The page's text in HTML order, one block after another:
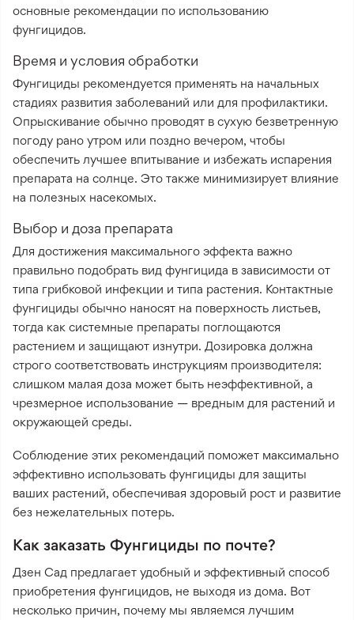
основные рекомендации по использованию
фунгицидов.
Время и условия обработки
Фунгициды рекомендуется применять на начальных
стадиях развития заболеваний или для профилактики.
Опрыскивание обычно проводят в сухую безветренную
погоду рано утром или поздно вечером, чтобы
обеспечить лучшее впитывание и избежать испарения
препарата на солнце. Это также минимизирует влияние
на полезных насекомых.
Выбор и доза препарата
Для достижения максимального эффекта важно
правильно подобрать вид фунгицида в зависимости от
типа грибковой инфекции и типа растения. Контактные
фунгициды обычно наносят на поверхность листьев,
тогда как системные препараты поглощаются
растением и защищают изнутри. Дозировка должна
строго соответствовать инструкциям производителя:
слишком малая доза может быть неэффективной, а
чрезмерное использование — вредным для растений и
окружающей среды.
Соблюдение этих рекомендаций поможет максимально
эффективно использовать фунгициды для защиты
ваших растений, обеспечивая здоровый рост и развитие
без нежелательных потерь.
Как заказать Фунгициды по почте?
Дзен Сад предлагает удобный и эффективный способ
приобретения фунгицидов, не выходя из дома. Вот
несколько причин, почему мы являемся лучшим